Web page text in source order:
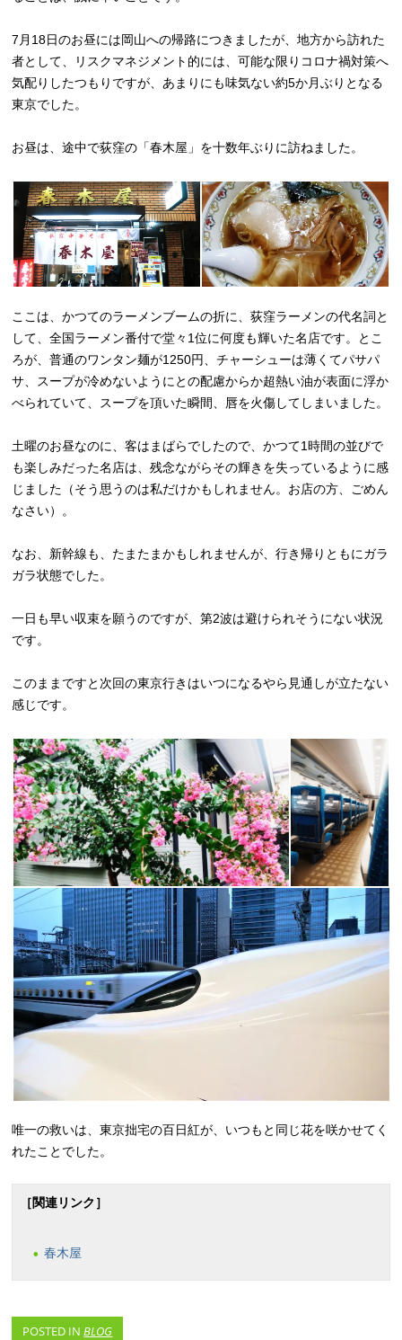
7月18日のお昼には岡山への帰路につきましたが、地方から訪れた
者として、リスクマネジメント的には、可能な限りコロナ禍対策へ
気配りしたつもりですが、あまりにも味気ない約5か月ぶりとなる
東京でした。
お昼は、途中で荻窪の「春木屋」を十数年ぶりに訪ねました。
ここは、かつてのラーメンブームの折に、荻窪ラーメンの代名詞と
して、全国ラーメン番付で堂々1位に何度も輝いた名店です。とこ
ろが、普通のワンタン麺が1250円、チャーシューは薄くてパサパ
サ、スープが冷めないようにとの配慮からか超熱い油が表面に浮か
べられていて、スープを頂いた瞬間、唇を火傷してしまいました。
土曜のお昼なのに、客はまばらでしたので、かつて1時間の並びで
も楽しみだった名店は、残念ながらその輝きを失っているように感
じました（そう思うのは私だけかもしれません。お店の方、ごめん
なさい）。
なお、新幹線も、たまたまかもしれませんが、行き帰りともにガラ
ガラ状態でした。
一日も早い収束を願うのですが、第2波は避けられそうにない状況
です。
このままですと次回の東京行きはいつになるやら見通しが立たない
感じです。
唯一の救いは、東京拙宅の百日紅が、いつもと同じ花を咲かせてく
れたことでした。
［関連リンク］
春木屋
POSTED INBLOG